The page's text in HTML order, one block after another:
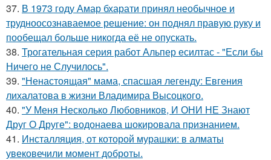
37. В 1973 году Амар бхарати принял необычное и
трудноосознаваемое решение: он поднял правую руку и
пообещал больше никогда её не опускать.
38. Трогательная серия работ Альпер есилтас - "Если бы
Ничего не Случилось".
39. "Ненастоящая" мама, спасшая легенду: Евгения
лихалатова в жизни Владимира Высоцкого.
40. "У Меня Несколько Любовников, И ОНИ НЕ Знают
Друг О Друге": водонаева шокировала признанием.
41. Инсталляция, от которой мурашки: в алматы
увековечили момент доброты.